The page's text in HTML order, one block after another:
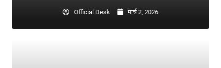
Official Desk मार्च 2, 2026